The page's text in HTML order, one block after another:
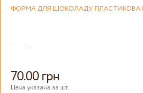
ФОРМА ДЛЯ ШОКОЛАДУ ПЛАСТИКОВА
70.00 грн
Цена указана за шт.